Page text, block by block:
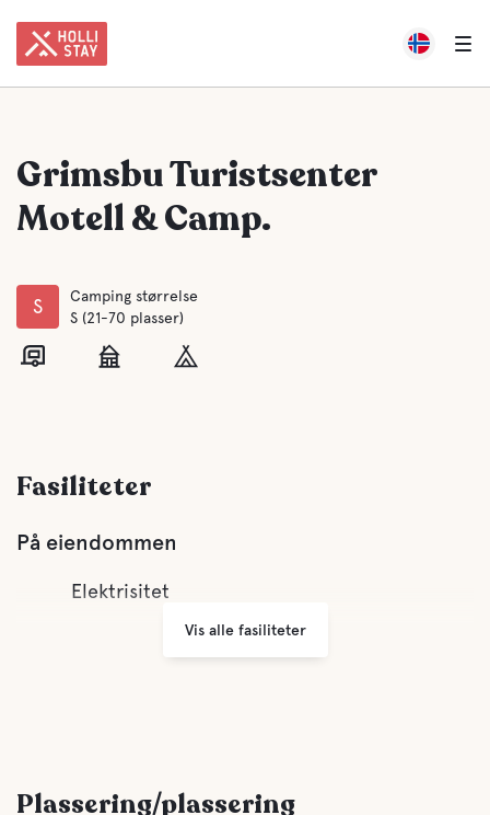
Grimsbu Turistsenter
Motell & Camp.
S
Camping størrelse
S (21-70 plasser)
Fasiliteter
På eiendommen
Elektrisitet
Vis alle fasiliteter
Plassering/plassering